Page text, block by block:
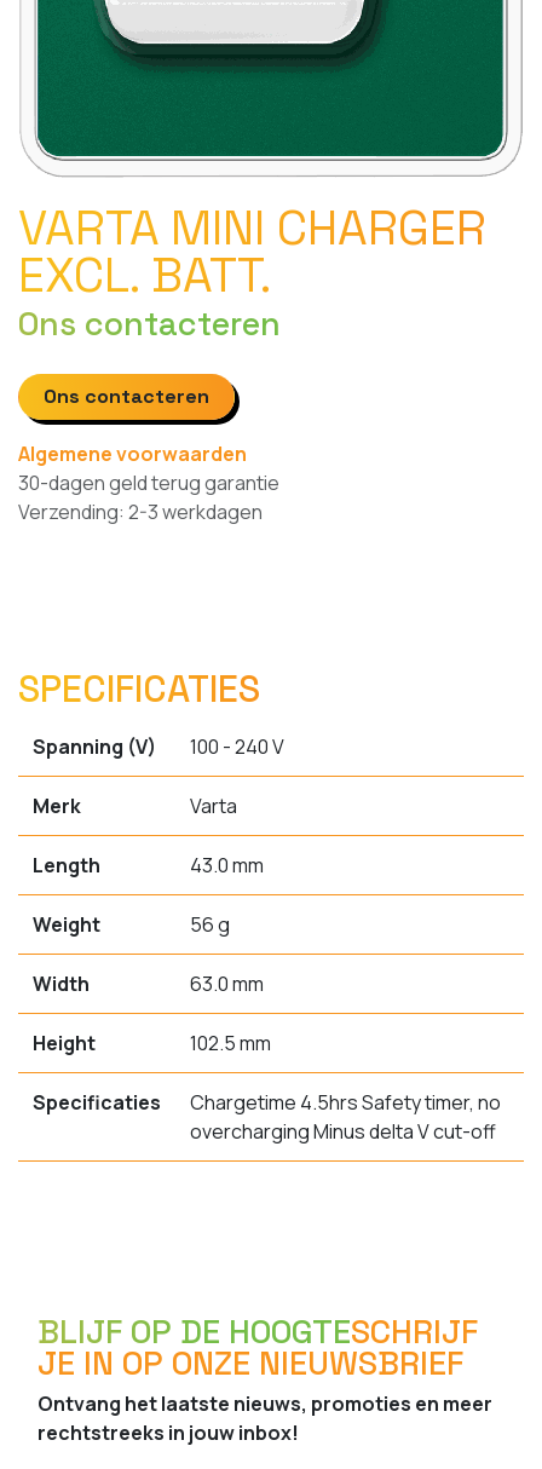
VARTA MINI CHARGER
EXCL. BATT.
Ons contacteren
Ons contacteren
Algemene voorwaarden
30-dagen geld terug garantie
Verzending: 2-3 werkdagen
SPECIFICATIES
Spanning (V) 100 - 240 V
Merk Varta
Length 43.0 mm
Weight 56 g
Width 63.0 mm
Height 102.5 mm
Specificaties
Chargetime 4.5hrs Safety timer, no
overcharging Minus delta V cut-off
BLIJF OP DE HOOGTESCHRIJF
JE IN OP ONZE NIEUWSBRIEF
Ontvang het laatste nieuws, promoties en meer
rechtstreeks in jouw inbox!